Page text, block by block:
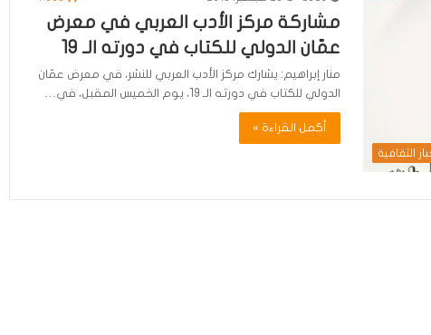
الثقافية
مشاركة مركز الأدب العربي في معرض
عمّان الدولي للكتاب في دورته الـ 19
منار إبراهيم: يشارك مركز الأدب العربي للنشر، في معرض عمّان
الدولي للكتاب في دورته الـ 19، يوم الخميس المقبل، في…
أكمل القراءة »